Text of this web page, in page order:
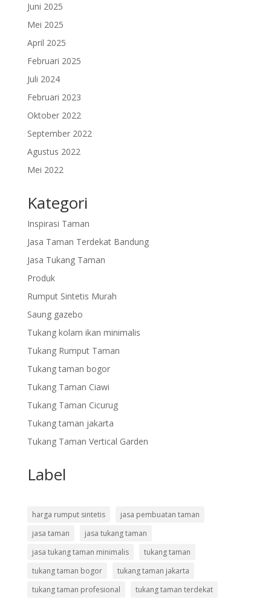
Juni 2025
Mei 2025
April 2025
Februari 2025
Juli 2024
Februari 2023
Oktober 2022
September 2022
Agustus 2022
Mei 2022
Kategori
Inspirasi Taman
Jasa Taman Terdekat Bandung
Jasa Tukang Taman
Produk
Rumput Sintetis Murah
Saung gazebo
Tukang kolam ikan minimalis
Tukang Rumput Taman
Tukang taman bogor
Tukang Taman Ciawi
Tukang Taman Cicurug
Tukang taman jakarta
Tukang Taman Vertical Garden
Label
harga rumput sintetis
jasa pembuatan taman
jasa taman
jasa tukang taman
jasa tukang taman minimalis
tukang taman
tukang taman bogor
tukang taman jakarta
tukang taman profesional
tukang taman terdekat